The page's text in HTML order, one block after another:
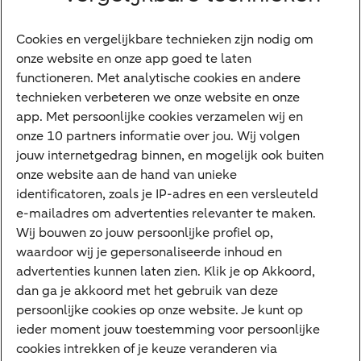
Diensten
VraagHugo
Corporate Finance
Tikkie zakelijk
Cyber Veilig & Zeker
Private Banking
Interessant
Sectoren & trends
Ondernemersverhalen
Valutacentrum
Alles over PSD2
Business Community
Cookies en vergelijkbare technieken zijn nodig om
onze website en onze app goed te laten
functioneren. Met analytische cookies en andere
technieken verbeteren we onze website en onze
app. Met persoonlijke cookies verzamelen wij en
onze 10 partners informatie over jou. Wij volgen
jouw internetgedrag binnen, en mogelijk ook buiten
onze website aan de hand van unieke
identificatoren, zoals je IP-adres en een versleuteld
e-mailadres om advertenties relevanter te maken.
Wij bouwen zo jouw persoonlijke profiel op,
waardoor wij je gepersonaliseerde inhoud en
advertenties kunnen laten zien. Klik je op Akkoord,
dan ga je akkoord met het gebruik van deze
persoonlijke cookies op onze website. Je kunt op
ieder moment jouw toestemming voor persoonlijke
cookies intrekken of je keuze veranderen via